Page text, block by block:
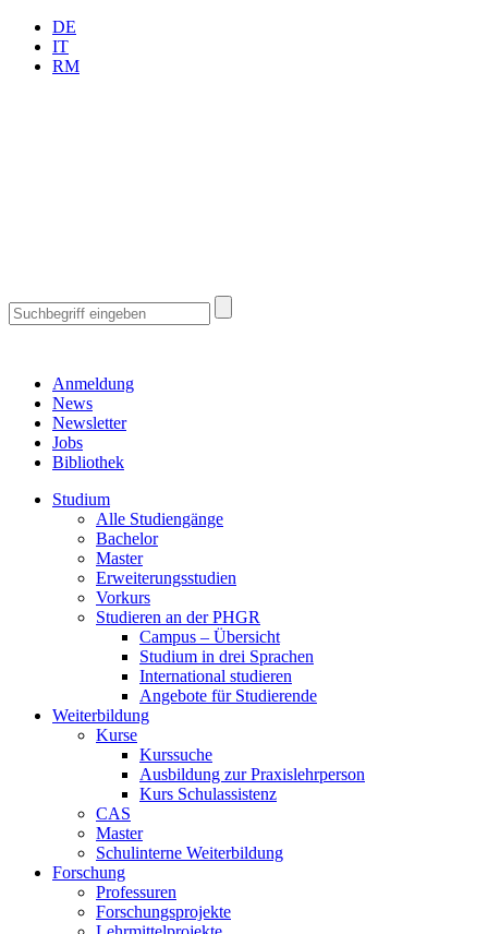
DE
IT
RM
Anmeldung
News
Newsletter
Jobs
Bibliothek
Studium
Alle Studiengänge
Bachelor
Master
Erweiterungsstudien
Vorkurs
Studieren an der PHGR
Campus – Übersicht
Studium in drei Sprachen
International studieren
Angebote für Studierende
Weiterbildung
Kurse
Kurssuche
Ausbildung zur Praxislehrperson
Kurs Schulassistenz
CAS
Master
Schulinterne Weiterbildung
Forschung
Professuren
Forschungsprojekte